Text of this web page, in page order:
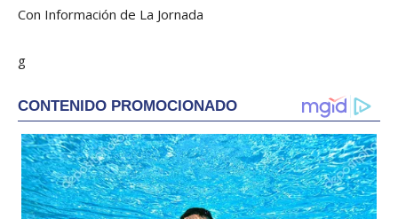
Con Información de La Jornada
g